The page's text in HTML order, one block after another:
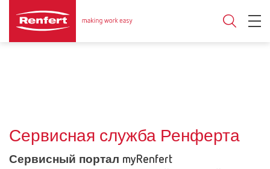
Сервисная служба Ренферта
Сервисный портал myRenfert